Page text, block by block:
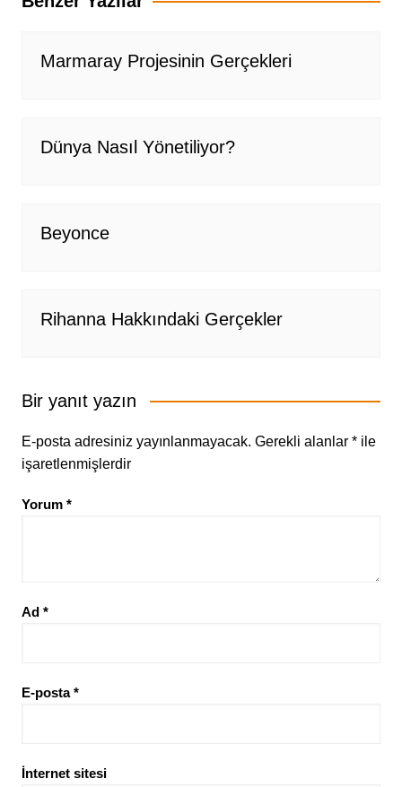
Marmaray Projesinin Gerçekleri
Dünya Nasıl Yönetiliyor?
Beyonce
Rihanna Hakkındaki Gerçekler
Bir yanıt yazın
E-posta adresiniz yayınlanmayacak. Gerekli alanlar *ile
işaretlenmişlerdir
Yorum *
Ad *
E-posta*
İnternet sitesi